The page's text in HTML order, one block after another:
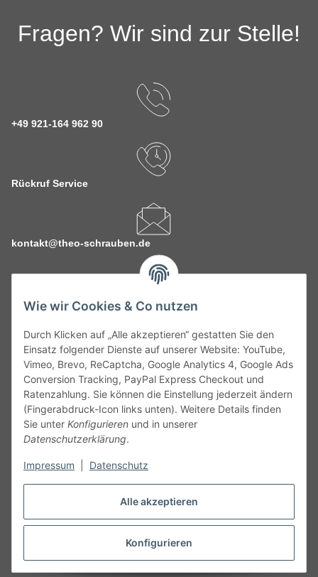
Alle akzeptieren
Konfigurieren
Wie wir Cookies & Co nutzen
Durch Klicken auf „Alle akzeptieren“ gestatten Sie den
Einsatz folgender Dienste auf unserer Website: YouTube,
Vimeo, Brevo, ReCaptcha, Google Analytics 4, Google Ads
Conversion Tracking, PayPal Express Checkout und
Ratenzahlung. Sie können die Einstellung jederzeit ändern
(Fingerabdruck-Icon links unten). Weitere Details finden
Sie unter Konfigurieren und in unserer
Datenschutzerklärung.
Impressum Datenschutz
Fragen? Wir sind zur Stelle!
+49 921-164 962 90
Rückruf Service
kontakt@theo-schrauben.de
Service
Gesetzliche Informationen
Alle technischen Angaben ohne Gewähr. Irrtümer und fehlerhafte
Angaben vorbehalten. Wenn Sie Datenblätter oder spezielle
unseren Kundenservice. Abbildungen der Artikel können
Vertrag widerrufen